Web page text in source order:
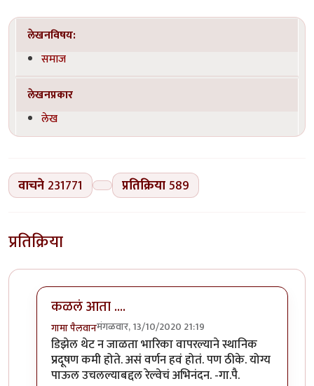
लेखनविषय:
समाज
लेखनप्रकार
लेख
वाचने 231771 प्रतिक्रिया589
प्रतिक्रिया
कळलं आता ....
गामा पैलवानमंगळवार, 13/10/2020 21:19
In reply toबातमीbyहेमंतकुमार
डिझेल थेट न जाळता भारिका वापरल्याने स्थानिक
प्रदूषण कमी होते. असं वर्णन हवं होतं. पण ठीके. योग्य
पाऊल उचलल्याबद्दल रेल्वेचं अभिनंदन. -गा.पै.